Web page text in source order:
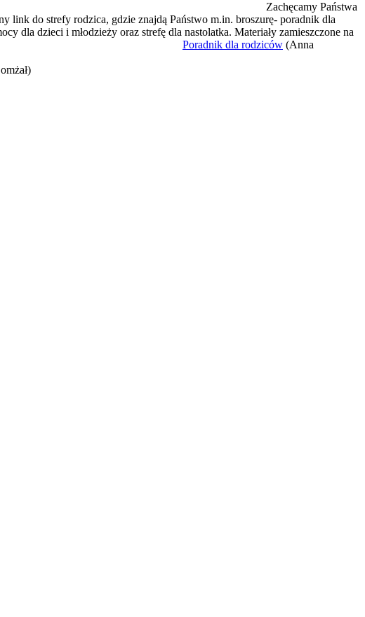
Zachęcamy Państwa
link do strefy rodzica, gdzie znajdą Państwo m.in. broszurę- poradnik dla
dla dzieci i młodzieży oraz strefę dla nastolatka. Materiały zamieszczone na
i ósmych. Poradnik dla rodziców (Anna